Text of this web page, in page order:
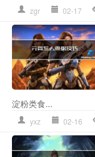
zgr 02-17
淀粉类食...
yxz 02-16